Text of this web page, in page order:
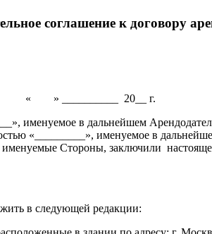
соглашение к договору
« » __________
20__ г.
именуемое в дальнейшем
«_________», именуемое в
именуемые Стороны, заключили
в следующей редакции: